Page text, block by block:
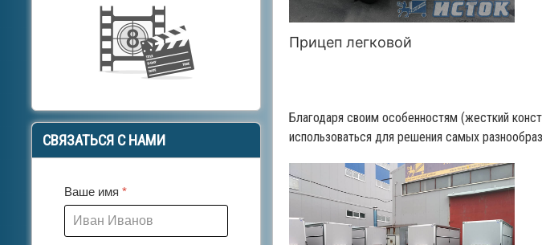
Прицеп легковой
Благодаря своим особенностям (жесткий
использоваться для решения самых
СВЯЗАТЬСЯ С НАМИ
Ваше имя *